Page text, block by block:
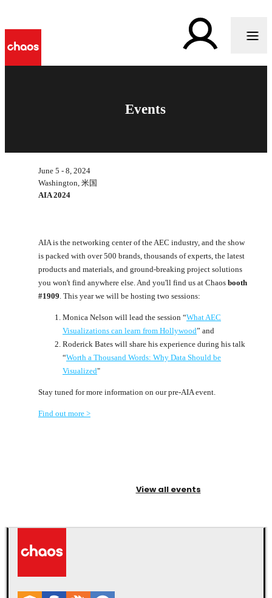
Events
June 5 - 8, 2024
Washington, 米国
AIA 2024
AIA is the networking center of the AEC industry, and the show
is packed with over 500 brands, thousands of experts, the latest
products and materials, and ground-breaking project solutions
you won't find anywhere else. And you'll find us at Chaos booth
#1909 . This year we will be hosting two sessions:
Monica Nelson will lead the session “What AEC
Visualizations can learn from Hollywood” and
Roderick Bates will share his experience during his talk
“Worth a Thousand Words: Why Data Should be
Visualized"
Stay tuned for more information on our pre-AIA event.
Find out more >
View all events